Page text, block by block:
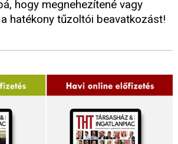
hogy megnehezítené vagy
hatékony tűzoltói beavatkozást!